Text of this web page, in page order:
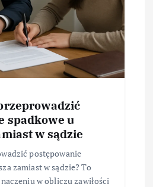
spadkowe u
w sądzie
postępowanie
zamiast w sądzie? To
w obliczu zawiłości